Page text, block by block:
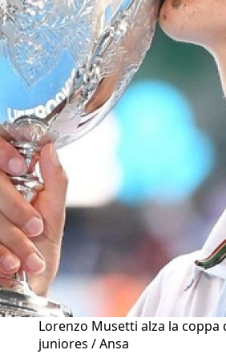
Lorenzo Musetti alza la coppa
juniores / Ansa